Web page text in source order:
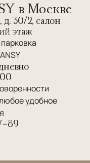
в Москве
30/2, салон
этаж
удобное
89